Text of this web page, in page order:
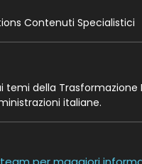
Contenuti Specialistici
della Trasformazione
italiane.